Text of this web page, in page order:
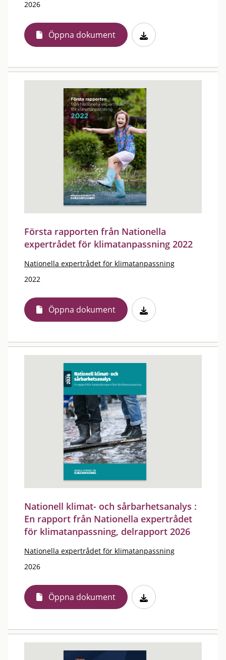
2026
Öppna dokument
Första rapporten från Nationella
expertrådet för klimatanpassning 2022
Nationella expertrådet för klimatanpassning
2022
Öppna dokument
Nationell klimat- och sårbarhetsanalys :
En rapport från Nationella expertrådet
för klimatanpassning, delrapport 2026
Nationella expertrådet för klimatanpassning
2026
Öppna dokument